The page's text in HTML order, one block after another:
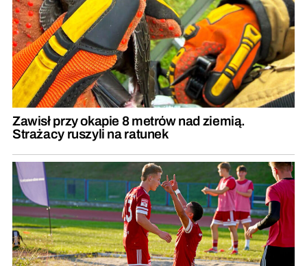
Zawisł przy okapie 8 metrów nad ziemią.
Strażacy ruszyli na ratunek